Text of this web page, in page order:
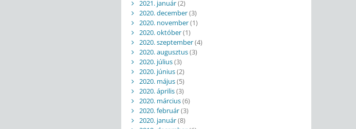
2021. január(2)
2020. december(3)
2020. november(1)
2020. október(1)
2020. szeptember(4)
2020. augusztus(3)
2020. július(3)
2020. június(2)
2020. május(5)
2020. április(3)
2020. március(6)
2020. február(3)
2020. január(8)